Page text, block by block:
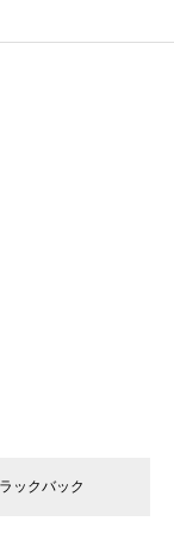
ックバック